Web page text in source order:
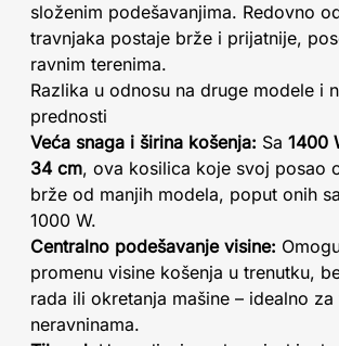
složenim podešavanjima. Redovno
travnjaka postaje brže i prijatnije,
ravnim terenima.
Razlika u odnosu na druge modele i
prednosti
Veća snaga i širina košenja: Sa 1400
34 cm, ova kosilica koje svoj posao
brže od manjih modela, poput onih
1000 W.
Centralno podešavanje visine:
promenu visine košenja u trenutku,
rada ili okretanja mašine – idealno za
neravninama.